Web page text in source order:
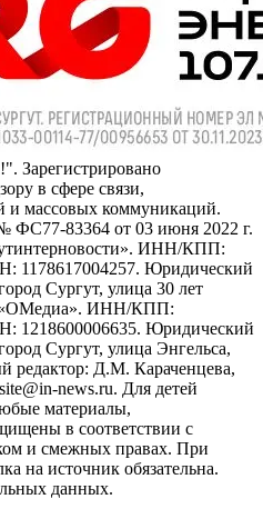
Зарегистрировано
в сфере связи,
и массовых коммуникаций.
ФС77-83364 от 03 июня 2022 г.
ИНН/КПП:
1178617004257. Юридический
Сургут, улица 30 лет
«ОМедиа». ИНН/КПП:
1218600006635. Юридический
Сургут, улица Энгельса,
редактор: Д.М. Караченцева,
news.ru. Для детей
материалы,
в соответствии с
и смежных правах. При
на источник обязательна.
данных.